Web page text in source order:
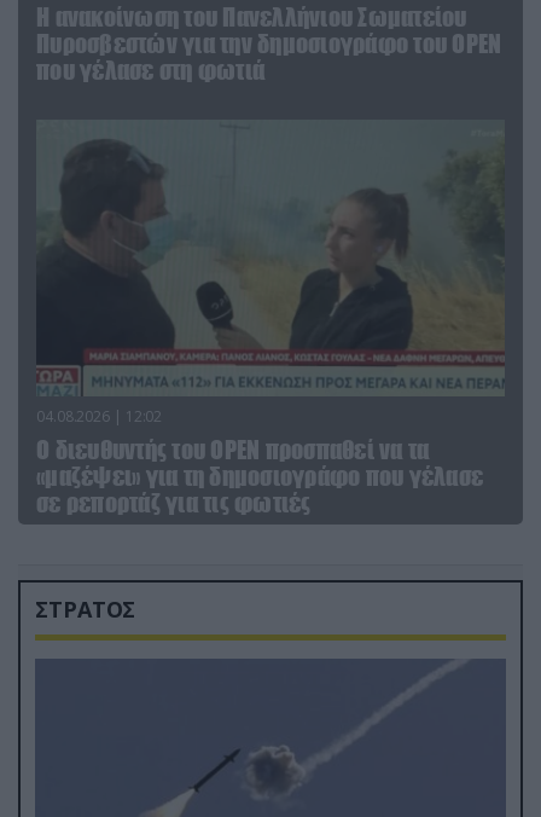
Η ανακοίνωση του Πανελλήνιου Σωματείου
Πυροσβεστών για την δημοσιογράφο του OPEN
που γέλασε στη φωτιά
04.08.2026 | 12:02
O διευθυντής του OPEN προσπαθεί να τα
«μαζέψει» για τη δημοσιογράφο που γέλασε
σε ρεπορτάζ για τις φωτιές
ΣΤΡΑΤΟΣ